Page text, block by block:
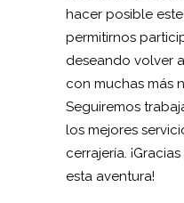
hacer posible
permitirnos
deseando volver
con muchas más
Seguiremos
los mejores
cerrajería.
esta aventura!